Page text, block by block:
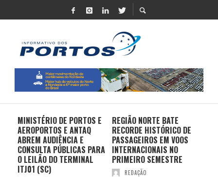
MINISTÉRIO DE PORTOS E
AEROPORTOS E ANTAQ
ABREM AUDIÊNCIA E
CONSULTA PÚBLICAS PARA
O LEILÃO DO TERMINAL
ITJ01 (SC)
REGIÃO NORTE BATE
RECORDE HISTÓRICO DE
PASSAGEIROS EM VOOS
INTERNACIONAIS NO
PRIMEIRO SEMESTRE
REDAÇÃO